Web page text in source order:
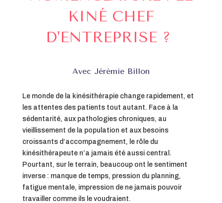
KINÉ CHEF
D’ENTREPRISE ?
Avec Jérémie Billon
Le monde de la kinésithérapie change rapidement, et
les attentes des patients tout autant. Face à la
sédentarité, aux pathologies chroniques, au
vieillissement de la population et aux besoins
croissants d’accompagnement, le rôle du
kinésithérapeute n’a jamais été aussi central.
Pourtant, sur le terrain, beaucoup ont le sentiment
inverse : manque de temps, pression du planning,
fatigue mentale, impression de ne jamais pouvoir
travailler comme ils le voudraient.